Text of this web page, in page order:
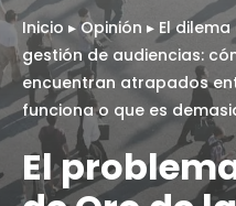
Inicio ▸ Opinión ▸ El
gestión de audiencias:
encuentran atrapados
funciona o que es
El